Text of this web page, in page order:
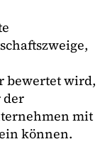
bewertet wird,
der
mit
können.